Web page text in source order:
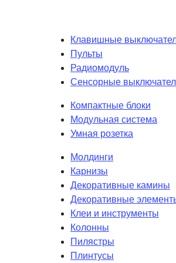
Клавишные
Пульты
Радиомодуль
Сенсорные
Компактные блоки
Модульная система
Умная розетка
Молдинги
Карнизы
Декоративные камины
Декоративные
Клеи и инструменты
Колонны
Пилястры
Плинтусы